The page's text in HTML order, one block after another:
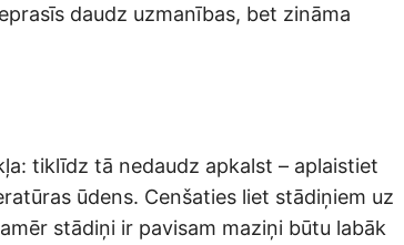
daudz uzmanības, bet zināma
tiklīdz tā nedaudz apkalst – aplaistiet
ūdens. Cenšaties liet stādiņiem uz
stādiņi ir pavisam maziņi būtu labāk